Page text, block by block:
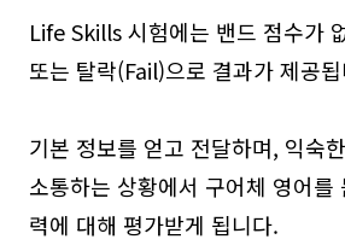
Life Skills 시험에는 밴드 점수가
또는 탈락(Fail)으로 결과가 제공
기본 정보를 얻고 전달하며, 익숙
소통하는 상황에서 구어체 영어를
력에 대해 평가받게 됩니다.